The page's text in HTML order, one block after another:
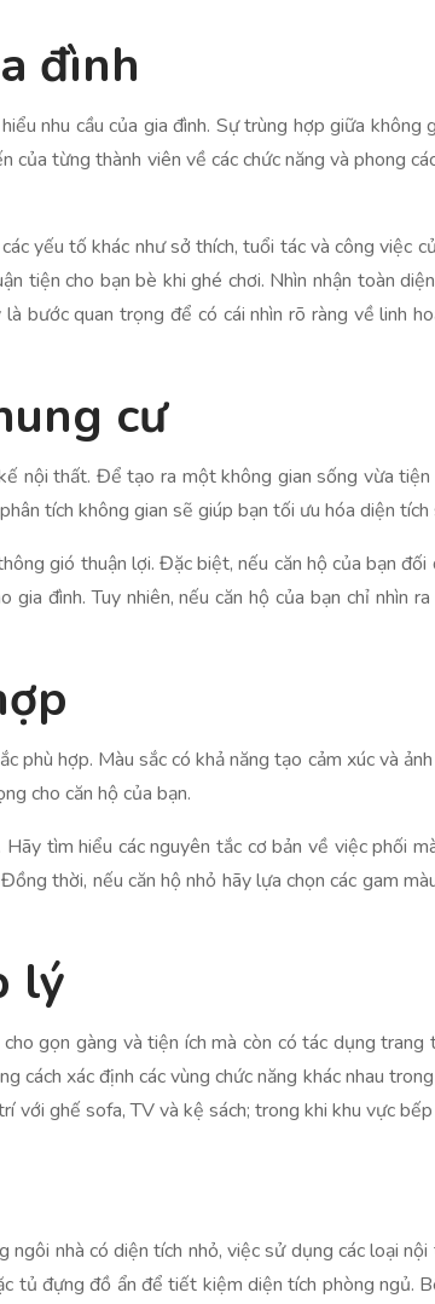
đình
nhu cầu của gia đình. Sự trùng hợp giữa không
từng thành viên về các chức năng và phong
yếu tố khác như sở thích, tuổi tác và công việc
cho bạn bè khi ghé chơi. Nhìn nhận toàn
bước quan trọng để có cái nhìn rõ ràng về linh
cư
nội thất. Để tạo ra một không gian sống vừa tiện
tích không gian sẽ giúp bạn tối ưu hóa diện tích
gió thuận lợi. Đặc biệt, nếu căn hộ của bạn
đình. Tuy nhiên, nếu căn hộ của bạn chỉ nhìn
hợp. Màu sắc có khả năng tạo cảm xúc và
cho căn hộ của bạn.
tìm hiểu các nguyên tắc cơ bản về việc phối
thời, nếu căn hộ nhỏ hãy lựa chọn các gam
lý
gọn gàng và tiện ích mà còn có tác dụng trang
xác định các vùng chức năng khác nhau
ghế sofa, TV và kệ sách; trong khi khu vực
nhà có diện tích nhỏ, việc sử dụng các loại
đựng đồ ẩn để tiết kiệm diện tích phòng ngủ.